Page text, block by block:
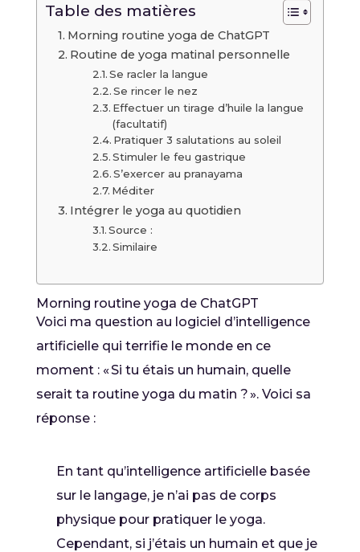
Table des matières
Morning routine yoga de ChatGPT
Routine de yoga matinal personnelle
Se racler la langue
Se rincer le nez
Effectuer un tirage d’huile la langue
(facultatif)
Pratiquer 3 salutations au soleil
Stimuler le feu gastrique
S’exercer au pranayama
Méditer
Intégrer le yoga au quotidien
Source :
Similaire
Morning routine yoga de ChatGPT
Voici ma question au logiciel d’intelligence
artificielle qui terrifie le monde en ce
moment : « Si tu étais un humain, quelle
serait ta routine yoga du matin ? ». Voici sa
réponse :
En tant qu’intelligence artificielle basée
sur le langage, je n’ai pas de corps
physique pour pratiquer le yoga.
Cependant, si j’étais un humain et que je